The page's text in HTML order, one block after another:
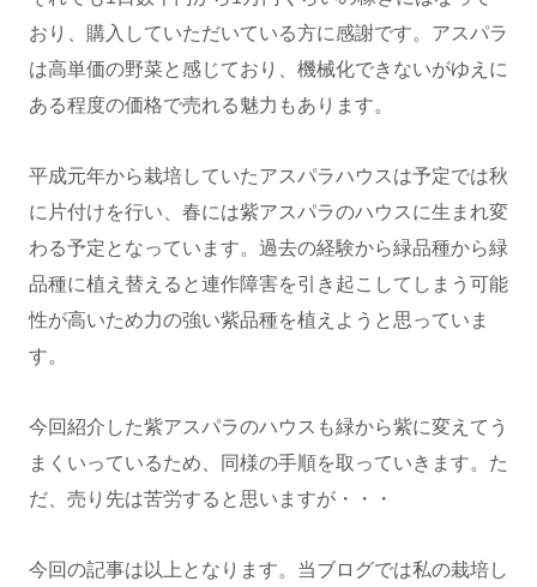
おり、購入していただいている方に感謝です。アスパラ
は高単価の野菜と感じており、機械化できないがゆえに
ある程度の価格で売れる魅力もあります。
平成元年から栽培していたアスパラハウスは予定では秋
に片付けを行い、春には紫アスパラのハウスに生まれ変
わる予定となっています。過去の経験から緑品種から緑
品種に植え替えると連作障害を引き起こしてしまう可能
性が高いため力の強い紫品種を植えようと思っていま
す。
今回紹介した紫アスパラのハウスも緑から紫に変えてう
まくいっているため、同様の手順を取っていきます。た
だ、売り先は苦労すると思いますが・・・
今回の記事は以上となります。当ブログでは私の栽培し